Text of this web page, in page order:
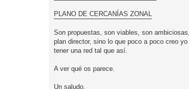
PLANO DE CERCANÍAS ZONAL
Son propuestas, son viables, son
plan director, sino lo que poco a poco creo
tener una red tal que así.
A ver qué os parece.
Un saludo,